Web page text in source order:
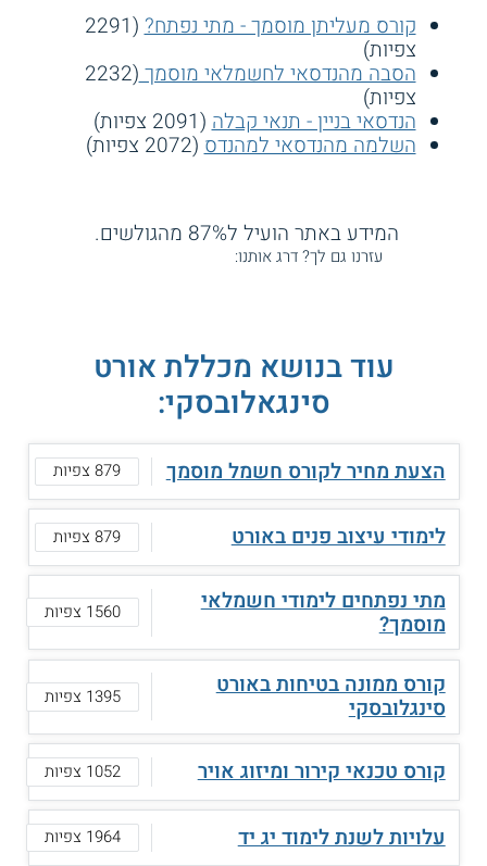
קורס מעליתן מוסמך - מתי נפתח? (2291
צפיות)
הסבה מהנדסאי לחשמלאי מוסמך (2232
צפיות)
הנדסאי בניין - תנאי קבלה(2091 צפיות)
השלמה מהנדסאי למהנדס(2072 צפיות)
המידע באתר הועיל ל87% מהגולשים.
עזרנו גם לך? דרג אותנו:
עוד בנושא מכללת אורט
סינגאלובסקי:
הצעת מחיר לקורס חשמל מוסמך 879 צפיות
לימודי עיצוב פנים באורט 879 צפיות
מתי נפתחים לימודי חשמלאי
מוסמך? 1560 צפיות
קורס ממונה בטיחות באורט
סינגלובסקי 1395 צפיות
קורס טכנאי קירור ומיזוג אויר 1052 צפיות
עלויות לשנת לימוד יג יד 1964 צפיות